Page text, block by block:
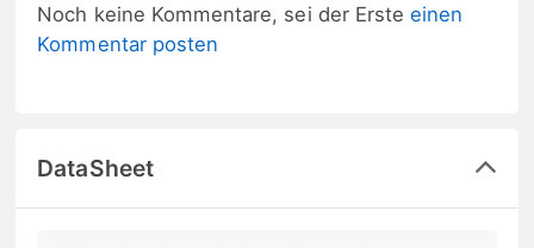
Noch keine Kommentare, sei der Ersteeinen
Kommentar posten
DataSheet